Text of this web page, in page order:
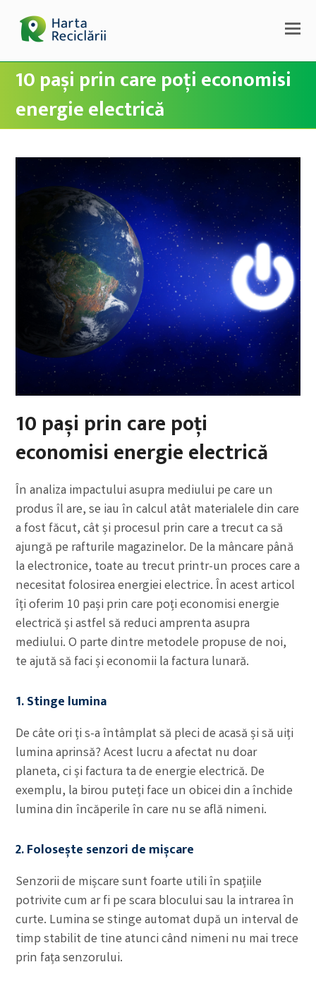
10 pași prin care poți economisi
energie electrică
10 pași prin care poți
economisi energie electrică
În analiza impactului asupra mediului pe care un
produs îl are, se iau în calcul atât materialele din care
a fost făcut, cât și procesul prin care a trecut ca să
ajungă pe rafturile magazinelor. De la mâncare până
la electronice, toate au trecut printr-un proces care a
necesitat folosirea energiei electrice. În acest articol
îți oferim 10 pași prin care poți economisi energie
electrică și astfel să reduci amprenta asupra
mediului. O parte dintre metodele propuse de noi,
te ajută să faci și economii la factura lunară.
1. Stinge lumina
De câte ori ți s-a întâmplat să pleci de acasă și să uiți
lumina aprinsă? Acest lucru a afectat nu doar
planeta, ci și factura ta de energie electrică. De
exemplu, la birou puteți face un obicei din a închide
lumina din încăperile în care nu se află nimeni.
2. Folosește senzori de mișcare
Senzorii de mișcare sunt foarte utili în spațiile
potrivite cum ar fi pe scara blocului sau la intrarea în
curte. Lumina se stinge automat după un interval de
timp stabilit de tine atunci când nimeni nu mai trece
prin fața senzorului.